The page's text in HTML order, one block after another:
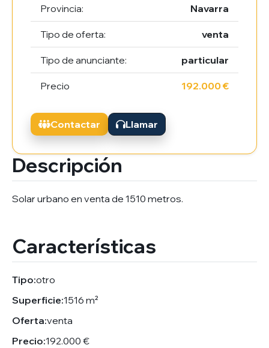
Descripción
Solar urbano en venta de 1510 metros.
Características
Tipo:otro
Superficie:1516 m²
Oferta:venta
Precio:192.000 €
Provincia: Navarra
Tipo de oferta: venta
Tipo de anunciante: particular
Precio 192.000 €
Contactar Llamar